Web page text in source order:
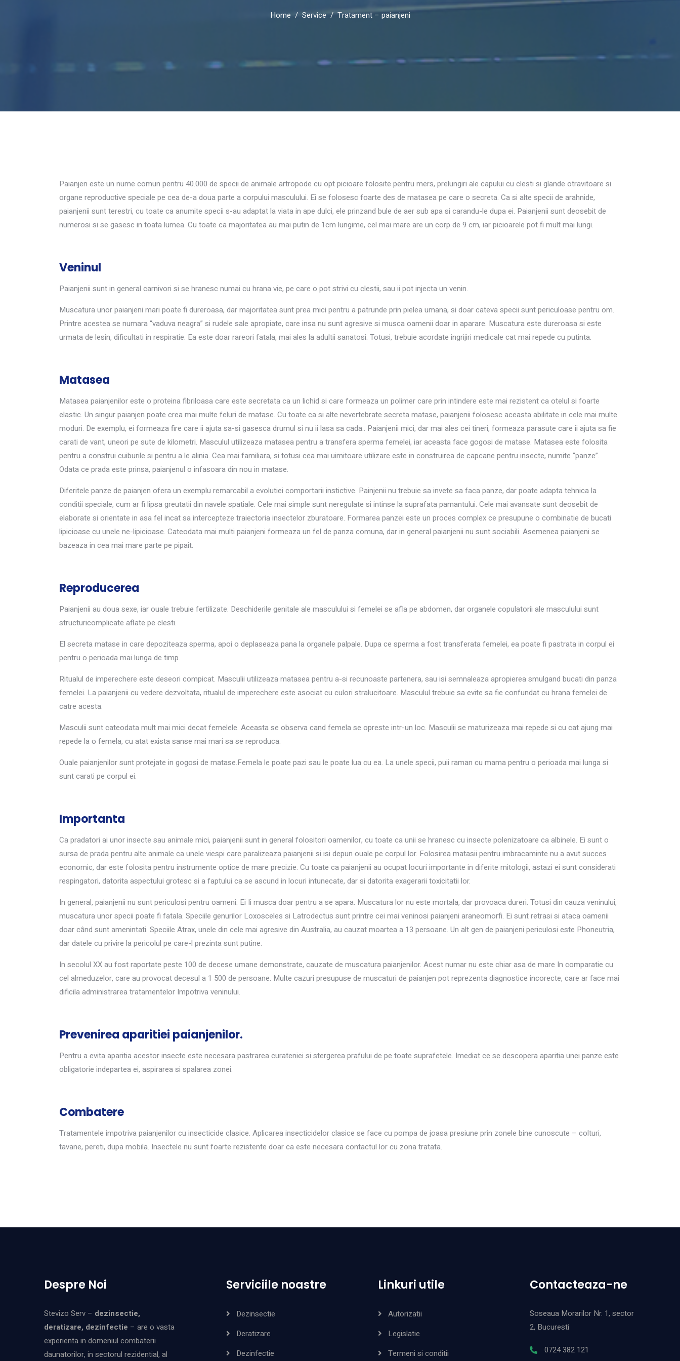
Home Service Tratament – paianjeni
Paianjen este un nume comun pentru 40.000 de specii de animale artropode cu opt picioare folosite pentru mers, prelungiri ale capului cu clesti si glande otravitoare si
organe reproductive speciale pe cea de-a doua parte a corpului masculului. Ei se folosesc foarte des de matasea pe care o secreta. Ca si alte specii de arahnide,
paianjenii sunt terestri, cu toate ca anumite specii s-au adaptat la viata in ape dulci, ele prinzand bule de aer sub apa si carandu-le dupa ei. Paianjenii sunt deosebit de
numerosi si se gasesc in toata lumea. Cu toate ca majoritatea au mai putin de 1cm lungime, cel mai mare are un corp de 9 cm, iar picioarele pot fi mult mai lungi.
Veninul
Paianjenii sunt in general carnivori si se hranesc numai cu hrana vie, pe care o pot strivi cu clestii, sau ii pot injecta un venin.
Muscatura unor paianjeni mari poate fi dureroasa, dar majoritatea sunt prea mici pentru a patrunde prin pielea umana, si doar cateva specii sunt periculoase pentru om.
Printre acestea se numara “vaduva neagra” si rudele sale apropiate, care insa nu sunt agresive si musca oamenii doar in aparare. Muscatura este dureroasa si este
urmata de lesin, dificultati in respiratie. Ea este doar rareori fatala, mai ales la adultii sanatosi. Totusi, trebuie acordate ingrijiri medicale cat mai repede cu putinta.
Matasea
Matasea paianjenilor este o proteina fibriloasa care este secretata ca un lichid si care formeaza un polimer care prin intindere este mai rezistent ca otelul si foarte
elastic. Un singur paianjen poate crea mai multe feluri de matase. Cu toate ca si alte nevertebrate secreta matase, paianjenii folosesc aceasta abilitate in cele mai multe
moduri. De exemplu, ei formeaza fire care ii ajuta sa-si gasesca drumul si nu ii lasa sa cada.. Paianjenii mici, dar mai ales cei tineri, formeaza parasute care ii ajuta sa fie
carati de vant, uneori pe sute de kilometri. Masculul utilizeaza matasea pentru a transfera sperma femelei, iar aceasta face gogosi de matase. Matasea este folosita
pentru a construi cuiburile si pentru a le alinia. Cea mai familiara, si totusi cea mai uimitoare utilizare este in construirea de capcane pentru insecte, numite “panze”.
Odata ce prada este prinsa, paianjenul o infasoara din nou in matase.
Diferitele panze de paianjen ofera un exemplu remarcabil a evolutiei comportarii instictive. Painjenii nu trebuie sa invete sa faca panze, dar poate adapta tehnica la
conditii speciale, cum ar fi lipsa greutatii din navele spatiale. Cele mai simple sunt neregulate si intinse la suprafata pamantului. Cele mai avansate sunt deosebit de
elaborate si orientate in asa fel incat sa intercepteze traiectoria insectelor zburatoare. Formarea panzei este un proces complex ce presupune o combinatie de bucati
lipicioase cu unele ne-lipicioase. Cateodata mai multi paianjeni formeaza un fel de panza comuna, dar in general paianjenii nu sunt sociabili. Asemenea paianjeni se
bazeaza in cea mai mare parte pe pipait.
Reproducerea
Paianjenii au doua sexe, iar ouale trebuie fertilizate. Deschiderile genitale ale masculului si femelei se afla pe abdomen, dar organele copulatorii ale masculului sunt
structuricomplicate aflate pe clesti.
El secreta matase in care depoziteaza sperma, apoi o deplaseaza pana la organele palpale. Dupa ce sperma a fost transferata femelei, ea poate fi pastrata in corpul ei
pentru o perioada mai lunga de timp.
Ritualul de imperechere este deseori compicat. Masculii utilizeaza matasea pentru a-si recunoaste partenera, sau isi semnaleaza apropierea smulgand bucati din panza
femelei. La paianjenii cu vedere dezvoltata, ritualul de imperechere este asociat cu culori stralucitoare. Masculul trebuie sa evite sa fie confundat cu hrana femelei de
catre acesta.
Masculii sunt cateodata mult mai mici decat femelele. Aceasta se observa cand femela se opreste intr-un loc. Masculii se maturizeaza mai repede si cu cat ajung mai
repede la o femela, cu atat exista sanse mai mari sa se reproduca.
Ouale paianjenilor sunt protejate in gogosi de matase.Femela le poate pazi sau le poate lua cu ea. La unele specii, puii raman cu mama pentru o perioada mai lunga si
sunt carati pe corpul ei.
Importanta
Ca pradatori ai unor insecte sau animale mici, paianjenii sunt in general folositori oamenilor, cu toate ca unii se hranesc cu insecte polenizatoare ca albinele. Ei sunt o
sursa de prada pentru alte animale ca unele viespi care paralizeaza paianjenii si isi depun ouale pe corpul lor. Folosirea matasii pentru imbracaminte nu a avut succes
economic, dar este folosita pentru instrumente optice de mare precizie. Cu toate ca paianjenii au ocupat locuri importante in diferite mitologii, astazi ei sunt considerati
respingatori, datorita aspectului grotesc si a faptului ca se ascund in locuri intunecate, dar si datorita exagerarii toxicitatii lor.
In general, paianjenii nu sunt periculosi pentru oameni. Ei Ii musca doar pentru a se apara. Muscatura lor nu este mortala, dar provoaca dureri. Totusi din cauza veninului,
muscatura unor specii poate fi fatala. Speciile genurilor Loxosceles si Latrodectus sunt printre cei mai veninosi paianjeni araneomorfi. Ei sunt retrasi si ataca oamenii
doar când sunt amenintati. Speciile Atrax, unele din cele mai agresive din Australia, au cauzat moartea a 13 persoane. Un alt gen de paianjeni periculosi este Phoneutria,
dar datele cu privire la pericolul pe care-l prezinta sunt putine.
In secolul XX au fost raportate peste 100 de decese umane demonstrate, cauzate de muscatura paianjenilor. Acest numar nu este chiar asa de mare In comparatie cu
cel almeduzelor, care au provocat decesul a 1 500 de persoane. Multe cazuri presupuse de muscaturi de paianjen pot reprezenta diagnostice incorecte, care ar face mai
dificila administrarea tratamentelor Impotriva veninului.
Prevenirea aparitiei paianjenilor.
Pentru a evita aparitia acestor insecte este necesara pastrarea curateniei si stergerea prafului de pe toate suprafetele. Imediat ce se descopera aparitia unei panze este
obligatorie indepartea ei, aspirarea si spalarea zonei.
Combatere
Tratamentele impotriva paianjenilor cu insecticide clasice. Aplicarea insecticidelor clasice se face cu pompa de joasa presiune prin zonele bine cunoscute – colturi,
tavane, pereti, dupa mobila. Insectele nu sunt foarte rezistente doar ca este necesara contactul lor cu zona tratata.
Despre Noi
Stevizo Serv – dezinsectie,
deratizare, dezinfectie – are o vasta
experienta in domeniul combaterii
daunatorilor, in sectorul rezidential, al
Serviciile noastre
Dezinsectie
Deratizare
Dezinfectie
Linkuri utile
Autorizatii
Legislatie
Termeni si conditii
Contacteaza-ne
Soseaua Morarilor Nr. 1, sector
2, Bucuresti
0724 382 121